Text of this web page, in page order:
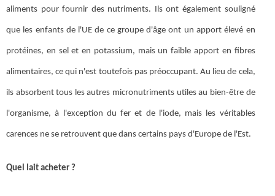
aliments pour fournir des nutriments. Ils ont également souligné
que les enfants de l'UE de ce groupe d'âge ont un apport élevé en
protéines, en sel et en potassium, mais un faible apport en fibres
alimentaires, ce qui n'est toutefois pas préoccupant. Au lieu de cela,
ils absorbent tous les autres micronutriments utiles au bien-être de
l'organisme, à l'exception du fer et de l'iode, mais les véritables
carences ne se retrouvent que dans certains pays d'Europe de l'Est.
Quel lait acheter ?